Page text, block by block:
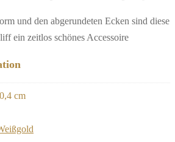
und den abgerundeten Ecken sind diese
ein zeitlos schönes Accessoire
cm